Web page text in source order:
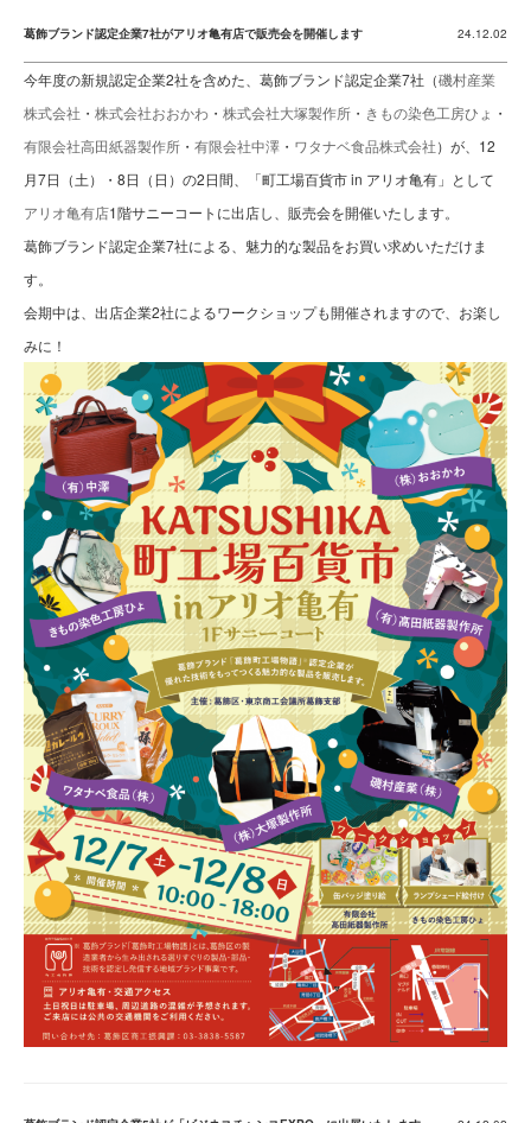
葛飾ブランド認定企業7社がアリオ亀有店で販売会を開催します 24.12.02
今年度の新規認定企業2社を含めた、葛飾ブランド認定企業7社（磯村産業
株式会社 ・ 株式会社おおかわ ・ 株式会社大塚製作所 ・ きもの染色工房ひょ ・
有限会社高田紙器製作所 ・ 有限会社中澤 ・ ワタナベ食品株式会社）が、12
月7日（土）・8日（日）の2日間、「町工場百貨市 in アリオ亀有」として
アリオ亀有店1階サニーコートに出店し、販売会を開催いたします。
葛飾ブランド認定企業7社による、魅力的な製品をお買い求めいただけま
す。
会期中は、出店企業2社によるワークショップも開催されますので、お楽し
みに！